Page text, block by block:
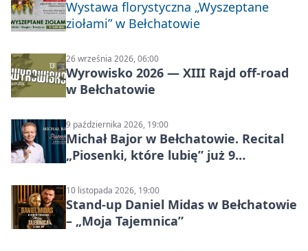
Wystawa florystyczna „Wyszeptane
ziołami” w Bełchatowie
26 września 2026, 06:00
Wyrowisko 2026 — XIII Rajd off‑road
w Bełchatowie
9 października 2026, 19:00
Michał Bajor w Bełchatowie. Recital
„Piosenki, które lubię” już 9
10 listopada 2026, 19:00
Stand-up Daniel Midas w Bełchatowie
– „Moja Tajemnica”